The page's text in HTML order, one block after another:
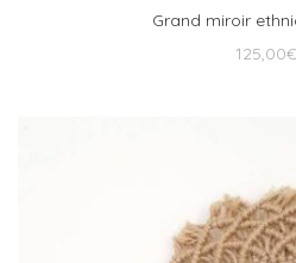
Grand miroir
125,00€